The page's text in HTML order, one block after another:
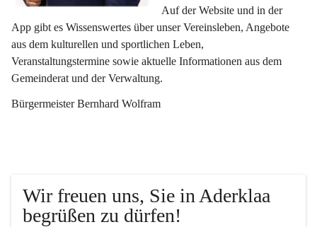
Auf der Website und in der
App gibt es Wissenswertes über unser Vereinsleben, Angebote
aus dem kulturellen und sportlichen Leben,
Veranstaltungstermine sowie aktuelle Informationen aus dem
Gemeinderat und der Verwaltung.
Bürgermeister Bernhard Wolfram
Wir freuen uns, Sie in Aderklaa
begrüßen zu dürfen!